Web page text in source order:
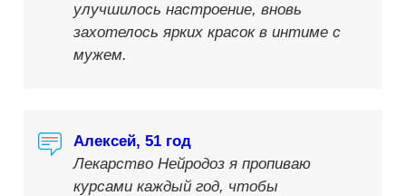
улучшилось настроение, вновь
захотелось ярких красок в интиме с
мужем.
Алексей, 51 год
Лекарство Нейродоз я пропиваю
курсами каждый год, чтобы